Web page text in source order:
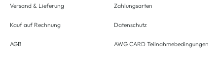
Versand & Lieferung
Kauf auf Rechnung
AGB
Zahlungsarten
Datenschutz
AWG CARD Teilnahmebedingungen